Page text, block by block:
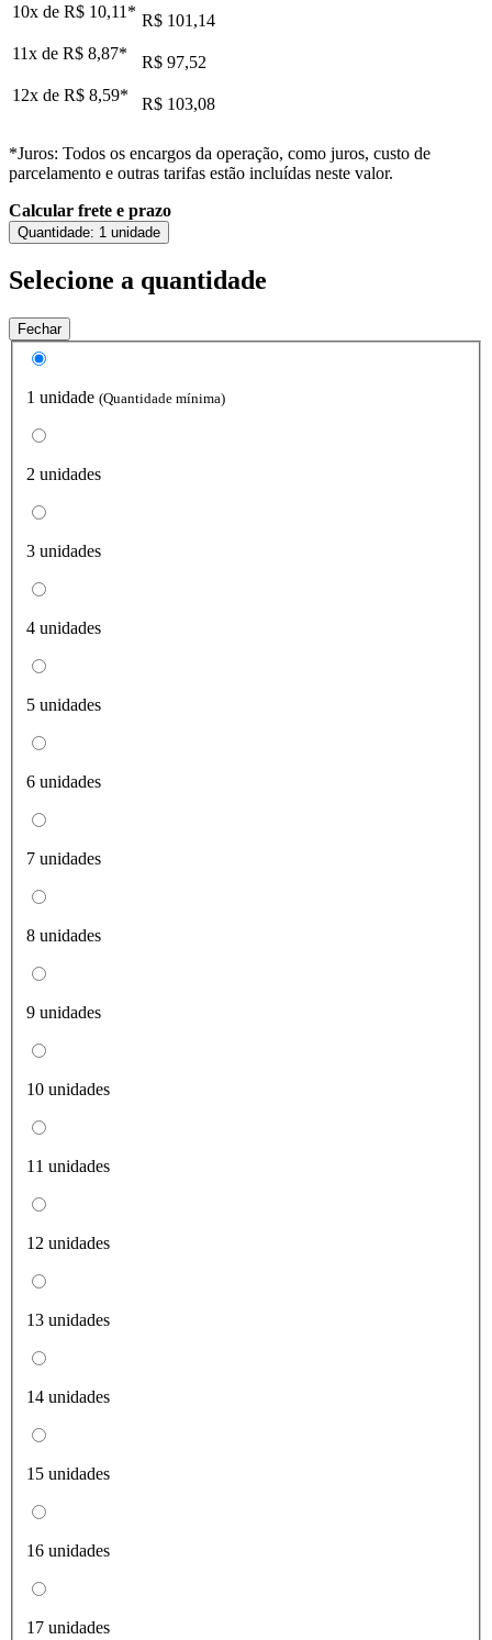
10x de R$ 10,11 * R$ 101,14
11x de R$ 8,87*
R$ 97,52
12x de R$ 8,59* R$ 103,08
*Juros: Todos os encargos da operação, como juros, custo de
parcelamento e outras tarifas estão incluídas neste valor.
Calcular frete e prazo
Quantidade: 1 unidade
Selecione a quantidade
Fechar
1 unidade (Quantidade mínima)
2 unidades
3 unidades
4 unidades
5 unidades
6 unidades
7 unidades
8 unidades
9 unidades
10 unidades
11 unidades
12 unidades
13 unidades
14 unidades
15 unidades
16 unidades
17 unidades